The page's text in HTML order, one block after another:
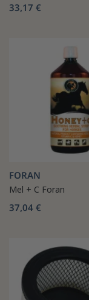
33,17 €
FORAN
Mel + C Foran
37,04 €